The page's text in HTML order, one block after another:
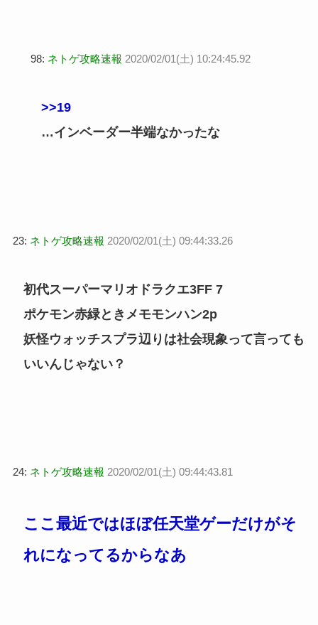
98: ネトゲ攻略速報 2020/02/01(土) 10:24:45.92
>>19
…インベーダー半端なかったな
23: ネトゲ攻略速報 2020/02/01(土) 09:44:33.26
初代スーパーマリオドラクエ3FF 7
ポケモン赤緑ときメモモンハン2p
妖怪ウォッチスプラ辺りは社会現象って言っても
いいんじゃない？
24: ネトゲ攻略速報 2020/02/01(土) 09:44:43.81
ここ最近ではほぼ任天堂ゲーだけがそ
れになってるからなあ